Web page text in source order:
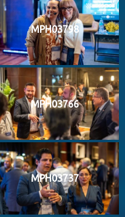
MPH03798
MPH03766
MPH03737